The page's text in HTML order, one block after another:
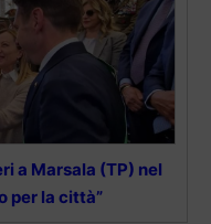
a Marsala (TP) nel
per la città”